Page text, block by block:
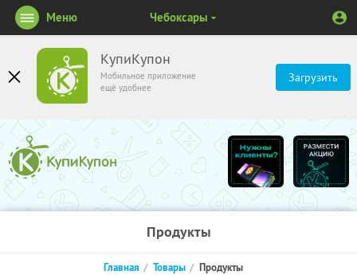
КупиКупон
Мобильное приложение
ещё удобнее
Загрузить
Меню Чебоксары
Продукты
Главная Товары Продукты